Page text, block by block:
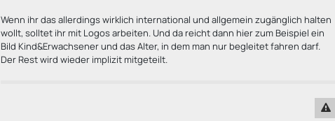
Wenn ihr das allerdings wirklich international und allgemein zugänglich halten
wollt, solltet ihr mit Logos arbeiten. Und da reicht dann hier zum Beispiel ein
Bild Kind&Erwachsener und das Alter, in dem man nur begleitet fahren darf.
Der Rest wird wieder implizit mitgeteilt.